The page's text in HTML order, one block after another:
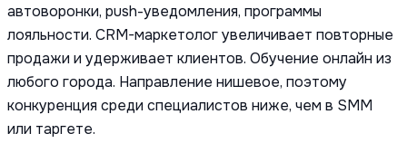
автоворонки, push-уведомления, программы
лояльности. CRM-маркетолог увеличивает повторные
продажи и удерживает клиентов. Обучение онлайн из
любого города. Направление нишевое, поэтому
конкуренция среди специалистов ниже, чем в SMM
или таргете.